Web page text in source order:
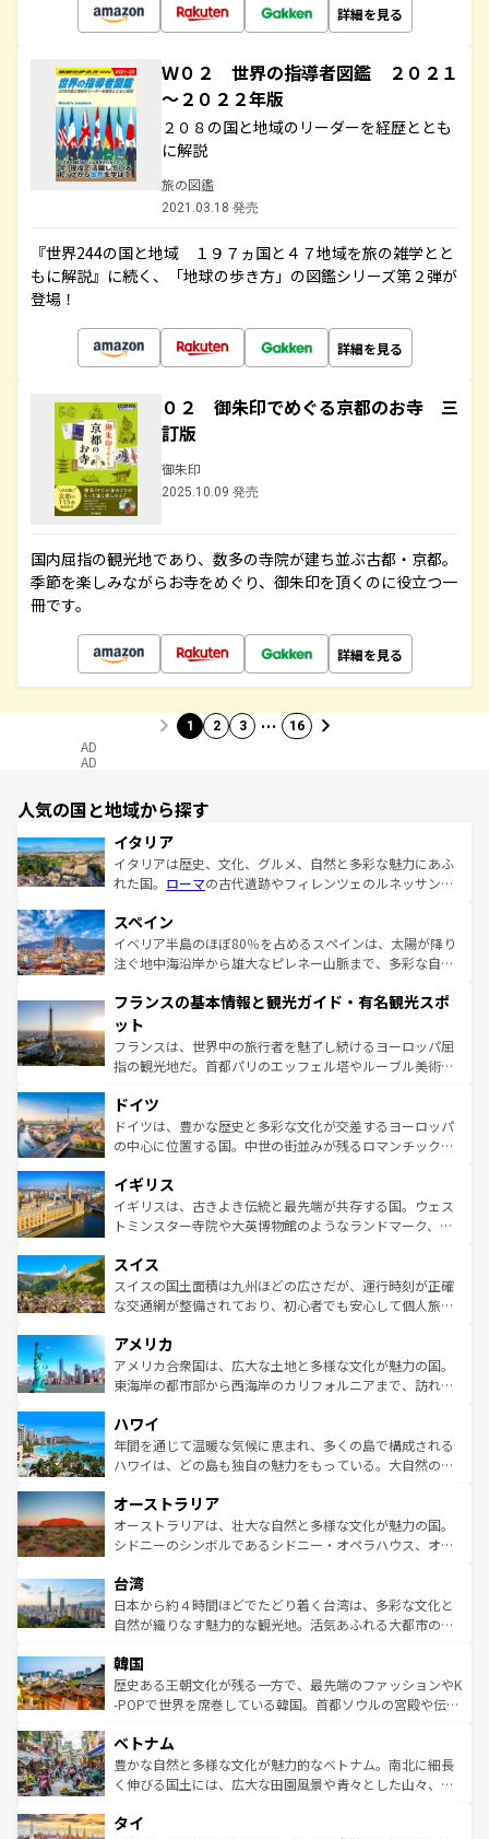
詳細を見る
Ｗ０２ 世界の指導者図鑑 ２０２１
～２０２２年版
２０８の国と地域のリーダーを経歴ととも
に解説
旅の図鑑
2021.03.18 発売
『世界244の国と地域 １９７ヵ国と４７地域を旅の雑学とと
もに解説』に続く、「地球の歩き方」の図鑑シリーズ第２弾が
登場！
詳細を見る
０２ 御朱印でめぐる京都のお寺 三
訂版
御朱印
2025.10.09 発売
国内屈指の観光地であり、数多の寺院が建ち並ぶ古都・京都。
季節を楽しみながらお寺をめぐり、御朱印を頂くのに役立つ一
冊です。
詳細を見る
1 2 3 … 16
AD
AD
人気の国と地域から探す
イタリア
イタリアは歴史、文化、グルメ、自然と多彩な魅力にあふ
れた国。 ローマの古代遺跡やフィレンツェのルネッサンス
ろん、トスカーナの美しい田園風景やアマルフィ海岸の絶
景など、自然景観も見逃せない。観光の合間には、本場の
ピザやパスタなど、絶品のイタリア料理を堪能することも
ませてくれるイタリアで、忘れられない旅をしてみよう！
なお、新着のイタリア情報は
しい。
スペイン
イベリア半島のほぼ80％を占めるスペインは、太陽が降り
注ぐ地中海沿岸から雄大なピレネー山脈まで、多彩な自然
文化が根付くこの国では、情熱的なフラメンコ、熱気あふ
れる闘牛、そして美味しいタパスが生活の一部となってい
る。首都マドリードの洗練された雰囲気や、バルセロナの
アートに溢れた街角から、地方では古代ローマ遺跡や中世
せる。地方によって風土や気候が異なるスペインはその個
性で訪れる人を魅了する。 なお、新着のスペイン情報は コ
ンテンツ一覧を参照してほしい。
フランスの基本情報と観光ガイド・有名観光スポ
ット
フランスは、世界中の旅行者を魅了し続けるヨーロッパ屈
指の観光地だ。首都パリのエッフェル塔やルーブル美術館
で、幅広い魅力が詰まっている。華麗な宮殿、歴史的な大
聖堂、美しいビーチ、そして豊かな自然が、訪れる者を心
から魅了する。また、フランスは美食の国としても知ら
いる。シャンパンの発祥地であるランス、プロヴァンスの
香り高いラベンダー畑など、多彩な楽しみ方が可能だ。さ
らに、パリ以外の地域にも魅力が溢れており、どの街角に
れる地方に足を運ぶとそれぞれで全く異なる文化を体験で
きるだろう。 なお、新着のフランス情報はコンテンツ一覧
を参照してほしい。
ドイツ
ドイツは、豊かな歴史と多彩な文化が交差するヨーロッパ
の中心に位置する国。中世の街並みが残るロマンチック街
顔を持つこの国は、どこを歩いても飽きることがない。ベ
ルリンの文化的活気、バイエルン州のアルプスの絶景、そ
してライン川沿いのワイン畑といった風景は必見。ビール
は、お酒好きな人にはぜひ体験してほしい。 なお、新着の
ドイツ情報はコンテンツ一覧を参照してほしい。
イギリス
イギリスは、古きよき伝統と最先端が共存する国。ウェス
トミンスター寺院や大英博物館のようなランドマーク、歴
リアごとに異なる魅力がある。また、優雅なアフタヌーン
ティー、ビール好きにはたまらない英国パブ、サッカー観
戦など、本場だからこそできる体験も豊富。イギリスを旅
ンツ一覧を参照してほしい。
スイス
スイスの国土面積は九州ほどの広さだが、運行時刻が正確
な交通網が整備されており、初心者でも安心して個人旅行
の建物がそのまま残る町や、スイスならではのユニークな
博物館もあり、アルプス観光だけでなく町歩きも満喫する
ことができる。国民の所得が高いため物価も高いが、旅行
ば市内交通費無料で観光を楽しむこともできる。 なお、新
着のスイス情報はコンテンツ一覧 を参照してほしい。
アメリカ
アメリカ合衆国は、広大な土地と多様な文化が魅力の国。
東海岸の都市部から西海岸のカリフォルニアまで、訪れる
のような巨大都市は、観光、ショッピング、エンターテイ
ンメントが詰まった刺激的なスポットだ。一方、アメリカ
西部には大自然が広がり、グランドキャニオンやイエロー
部のニューオーリンズでは、音楽と美食が融合した独特の
文化が魅力。旅行者はアメリカの各地域で異なる魅力を楽
しみながら、その多様性と豊かな歴史を感じることができ
ならではの贅沢な旅のスタイルだ。 なお、新着のアメリカ
情報はコンテンツ一覧を参照してほしい。
ハワイ
年間を通じて温暖な気候に恵まれ、多くの島で構成される
ハワイは、どの島も独自の魅力をもっている。大自然の神
ワイ島は見逃せない。また、定番の観光地といえばオアフ
島だが、静かな自然を求めるならマウイ島やカウアイ島が
おすすめ。エメラルドグリーンに輝く海をはじめ、豊かな
れるおもてなしの心で訪れる人々を迎えてくれるハワイの
人々、おいしいローカルフードやハワイアンミュージッ
ク、伝統的なフラダンスなど、すべてがハワイの魅力を彩
ワイを、存分に味わってほしい。 なお、新着のハワイ情報
はコンテンツ一覧を参照してほしい。
オーストラリア
オーストラリアは、壮大な自然と多様な文化が魅力の国。
シドニーのシンボルであるシドニー・オペラハウス、オー
リアリーフや大陸中央部にそびえるウルル（エアーズロッ
ク）、タスマニアの美しい原生林やケアンズの熱帯雨林な
ど、見どころがたくさん。また、カフェやワイン、オージ
いる。アクティビティも充実しており、サーフィンやダイ
ビング、ハイキングなど、アウトドア好きにはたまらな
い。オーストラリアの多彩な魅力を存分に味わいつくそ
参照してほしい。
台湾
日本から約４時間ほどでたどり着く台湾は、多彩な文化と
自然が織りなす魅力的な観光地。活気あふれる大都市の台
ン）、静ひつな山岳地帯である台湾東部など、都市の喧騒
と山間の静けさが共存しており、訪れる人に新しい発見と
驚きをもたらしてくれる。また、奥深い台湾の食文化も魅
容にもいいと評判のスイーツなど、バラエティ豊かな料理
が味わえる。 なお、新着の台湾情報は コンテンツ一覧を参
照してほしい。
韓国
歴史ある王朝文化が残る一方で、最先端のファッションやK
-POPで世界を席巻している韓国。首都ソウルの宮殿や伝統
き、地方に足を延ばせば四季折々の自然美を楽しむことが
できる。そして、キムチや焼肉、絶品のストリートフード
まで、さまざまな韓国料理が待っている。夜には、韓国な
リティに包まれながら、韓国の多彩な魅力を心ゆくまで味
ベトナム
豊かな自然と多様な文化が魅力的なベトナム。南北に細長
く伸びる国土には、広大な田園風景や青々とした山々、世
急速な発展と共に伝統が息づく。ハノイの古い町並みやホ
タイ